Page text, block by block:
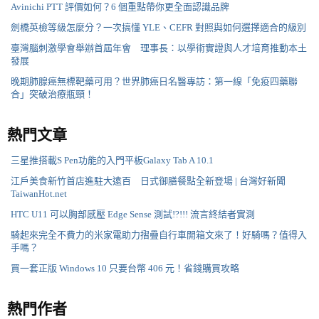
Avinichi PTT 評價如何？6 個重點帶你更全面認識品牌
劍橋英檢等級怎麼分？一次搞懂 YLE、CEFR 對照與如何選擇適合的級別
臺灣腦刺激學會舉辦首屆年會 理事長：以學術實證與人才培育推動本土
發展
晚期肺腺癌無標靶藥可用？世界肺癌日名醫專訪：第一線「免疫四藥聯
合」突破治療瓶頸！
熱門文章
三星推搭載S Pen功能的入門平板Galaxy Tab A 10.1
江戶美食新竹首店進駐大遠百 日式御膳餐點全新登場 | 台灣好新聞
TaiwanHot.net
HTC U11 可以胸部感壓 Edge Sense 測試!?!!! 流言終結者實測
騎起來完全不費力的米家電助力摺疊自行車開箱文來了！好騎嗎？值得入
手嗎？
買一套正版 Windows 10 只要台幣 406 元！省錢購買攻略
熱門作者